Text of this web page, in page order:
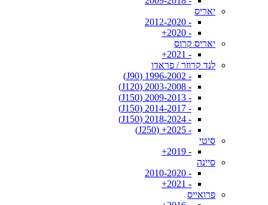
יאריס
- 2012-2020
- 2020+
יאריס קרוס
- 2021+
לנד קרוזר / פראדו
- 1996-2002 (J90)
- 2003-2008 (J120)
- 2009-2013 (J150)
- 2014-2017 (J150)
- 2018-2024 (J150)
- 2025+ (J250)
סיטי
- 2019+
סיינה
- 2010-2020
- 2021+
פרואייס